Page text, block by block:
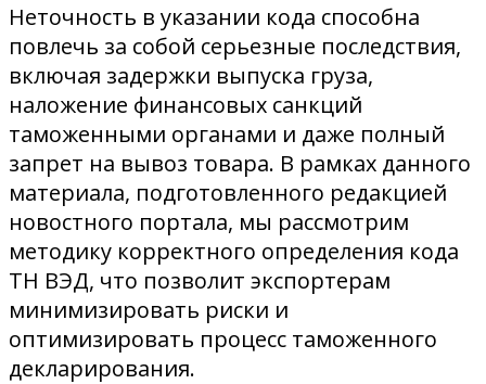
Неточность в указании кода способна
повлечь за собой серьезные последствия,
включая задержки выпуска груза,
наложение финансовых санкций
таможенными органами и даже полный
запрет на вывоз товара. В рамках данного
материала, подготовленного редакцией
новостного портала, мы рассмотрим
методику корректного определения кода
ТН ВЭД, что позволит экспортерам
минимизировать риски и
оптимизировать процесс таможенного
декларирования.